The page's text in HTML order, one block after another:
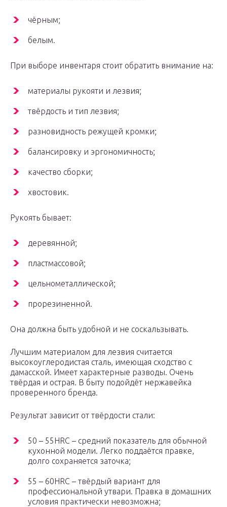
чёрным;
белым.
При выборе инвентаря стоит обратить внимание на:
материалы рукояти и лезвия;
твёрдость и тип лезвия;
разновидность режущей кромки;
балансировку и эргономичность;
качество сборки;
хвостовик.
Рукоять бывает:
деревянной;
пластмассовой;
цельнометаллической;
прорезиненной.
Она должна быть удобной и не соскальзывать.
Лучшим материалом для лезвия считается
высокоуглеродистая сталь, имеющая сходство с
дамасской. Имеет характерные разводы. Очень
твёрдая и острая. В быту подойдёт нержавейка
проверенного бренда.
Результат зависит от твёрдости стали:
50 – 55HRC – средний показатель для обычной
кухонной модели. Легко поддаётся правке,
долго сохраняется заточка;
55 – 60HRC – твёрдый вариант для
профессиональной утвари. Правка в домашних
условия практически невозможна;